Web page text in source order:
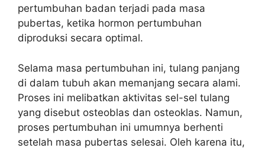
pertumbuhan badan terjadi pada masa
pubertas, ketika hormon pertumbuhan
diproduksi secara optimal.
Selama masa pertumbuhan ini, tulang panjang
di dalam tubuh akan memanjang secara alami.
Proses ini melibatkan aktivitas sel-sel tulang
yang disebut osteoblas dan osteoklas. Namun,
proses pertumbuhan ini umumnya berhenti
setelah masa pubertas selesai. Oleh karena itu,